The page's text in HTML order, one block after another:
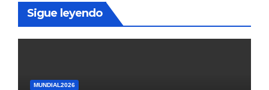
Sigue leyendo
MUNDIAL2026